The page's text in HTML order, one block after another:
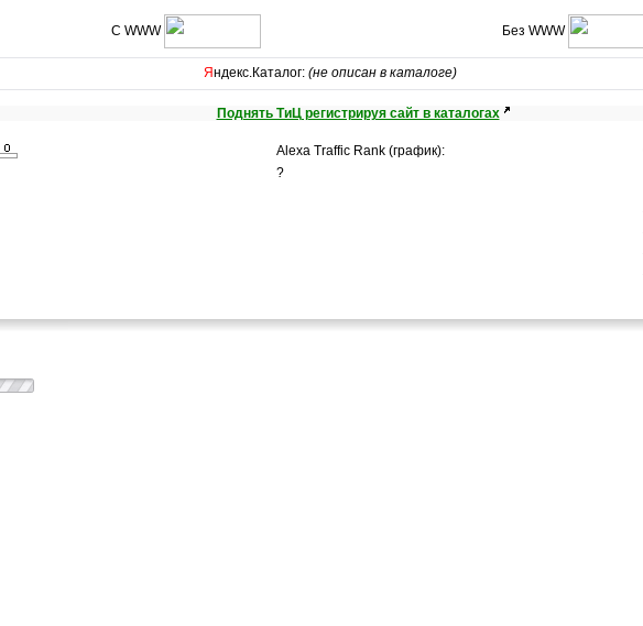
С WWW Без WWW
Яндекс.Каталог: (не описан в каталоге)
Поднять ТиЦ регистрируя сайт в каталогах
Alexa Traffic Rank (график):
?